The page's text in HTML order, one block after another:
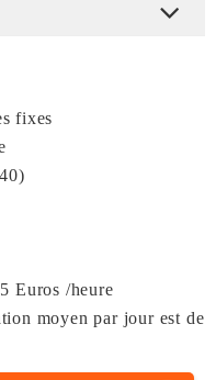
fixes
Euros /heure
moyen par jour est de